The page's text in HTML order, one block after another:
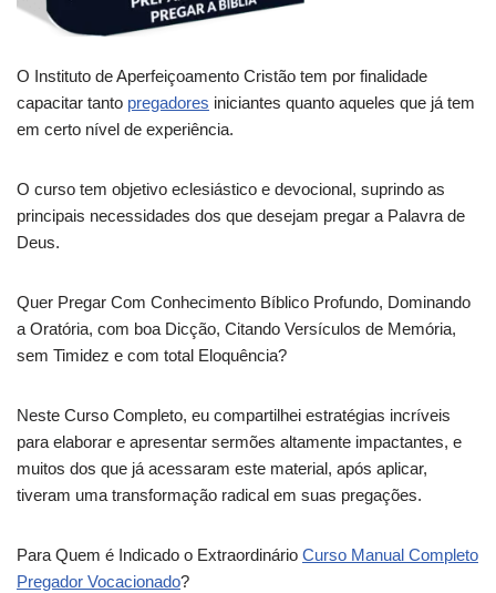
O Instituto de Aperfeiçoamento Cristão tem por finalidade
capacitar tanto pregadores iniciantes quanto aqueles que já tem
em certo nível de experiência.
O curso tem objetivo eclesiástico e devocional, suprindo as
principais necessidades dos que desejam pregar a Palavra de
Deus.
Quer Pregar Com Conhecimento Bíblico Profundo, Dominando
a Oratória, com boa Dicção, Citando Versículos de Memória,
sem Timidez e com total Eloquência?
Neste Curso Completo, eu compartilhei estratégias incríveis
para elaborar e apresentar sermões altamente impactantes, e
muitos dos que já acessaram este material, após aplicar,
tiveram uma transformação radical em suas pregações.
Para Quem é Indicado o Extraordinário Curso Manual Completo
Pregador Vocacionado?